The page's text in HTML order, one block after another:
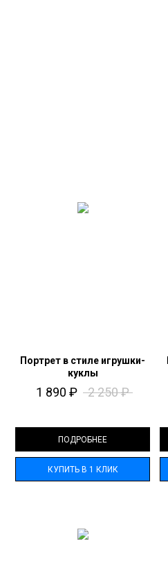
Портрет в стиле игрушки-
куклы
1 890 ₽ 2 250₽
ПОДРОБНЕЕ
КУПИТЬ В 1 КЛИК